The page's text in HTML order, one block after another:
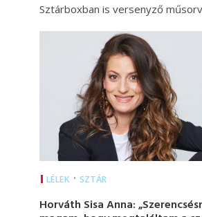
Sztárboxban is versenyző
LÉLEK • SZTÁR
Horváth Sisa Anna: